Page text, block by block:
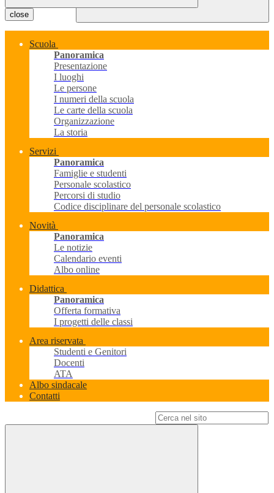
close
Scuola
Panoramica
Presentazione
I luoghi
Le persone
I numeri della scuola
Le carte della scuola
Organizzazione
La storia
Servizi
Panoramica
Famiglie e studenti
Personale scolastico
Percorsi di studio
Codice disciplinare del personale scolastico
Novità
Panoramica
Le notizie
Calendario eventi
Albo online
Didattica
Panoramica
Offerta formativa
I progetti delle classi
Area riservata
Studenti e Genitori
Docenti
ATA
Albo sindacale
Contatti